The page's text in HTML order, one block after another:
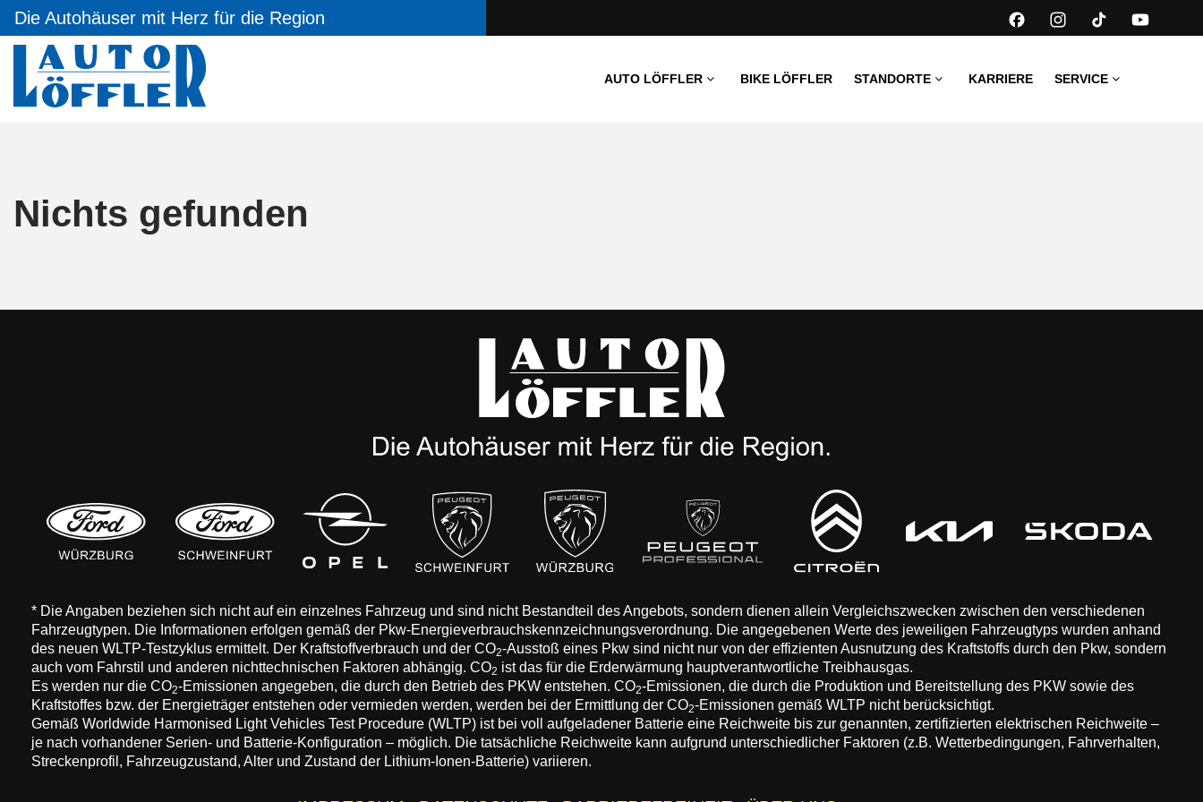
Die Autohäuser mit Herz für die Region
AUTO LÖFFLER BIKE LÖFFLER STANDORTE KARRIERE SERVICE
Nichts gefunden
* Die Angaben beziehen sich nicht auf ein einzelnes Fahrzeug und sind nicht Bestandteil des Angebots, sondern dienen allein Vergleichszwecken zwischen den verschiedenen
Fahrzeugtypen. Die Informationen erfolgen gemäß der Pkw-Energieverbrauchskennzeichnungsverordnung. Die angegebenen Werte des jeweiligen Fahrzeugtyps wurden anhand
des neuen WLTP-Testzyklus ermittelt. Der Kraftstoffverbrauch und der CO2-Ausstoß eines Pkw sind nicht nur von der effizienten Ausnutzung des Kraftstoffs durch den Pkw, sondern
auch vom Fahrstil und anderen nichttechnischen Faktoren abhängig. CO2 ist das für die Erderwärmung hauptverantwortliche Treibhausgas.
Es werden nur die CO2-Emissionen angegeben, die durch den Betrieb des PKW entstehen. CO2-Emissionen, die durch die Produktion und Bereitstellung des PKW sowie des
Kraftstoffes bzw. der Energieträger entstehen oder vermieden werden, werden bei der Ermittlung der CO2-Emissionen gemäß WLTP nicht berücksichtigt.
Gemäß Worldwide Harmonised Light Vehicles Test Procedure (WLTP) ist bei voll aufgeladener Batterie eine Reichweite bis zur genannten, zertifizierten elektrischen Reichweite –
je nach vorhandener Serien- und Batterie-Konfiguration – möglich. Die tatsächliche Reichweite kann aufgrund unterschiedlicher Faktoren (z.B. Wetterbedingungen, Fahrverhalten,
Streckenprofil, Fahrzeugzustand, Alter und Zustand der Lithium-Ionen-Batterie) variieren.